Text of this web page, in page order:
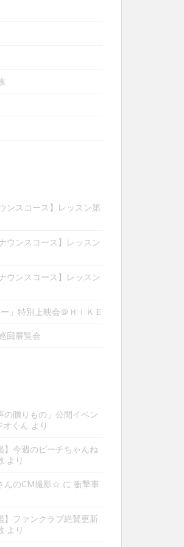
ンスコース】レッスン第
ウンスコース】レッスン
ウンスコース】レッスン
」特別上映会＠ＨＩＫＥ
回展覧会
の贈りもの」公開イベン
オくん より
】今週のピーチちゃんね
より
んのCM撮影☆ に 衝撃事
】ファンクラブ絶賛更新
より